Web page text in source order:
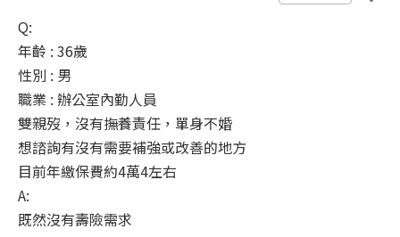
Q:
年齡 : 36歲
性別 : 男
職業 : 辦公室內勤人員
雙親歿，沒有撫養責任，單身不婚
想諮詢有沒有需要補強或改善的地方
目前年繳保費約4萬4左右
A:
既然沒有壽險需求